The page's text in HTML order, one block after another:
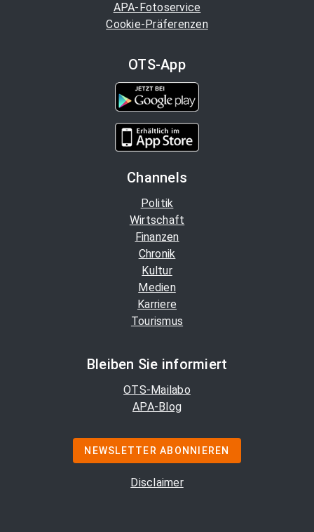
APA-Fotoservice
Cookie-Präferenzen
OTS-App
Channels
Politik
Wirtschaft
Finanzen
Chronik
Kultur
Medien
Karriere
Tourismus
Bleiben Sie informiert
OTS-Mailabo
APA-Blog
NEWSLETTER ABONNIEREN
Disclaimer